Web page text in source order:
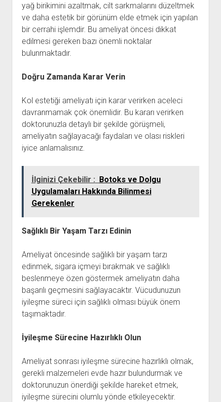
yağ birikimini azaltmak, cilt sarkmalarını düzeltmek
ve daha estetik bir görünüm elde etmek için yapılan
bir cerrahi işlemdir. Bu ameliyat öncesi dikkat
edilmesi gereken bazı önemli noktalar
bulunmaktadır.
Doğru Zamanda Karar Verin
Kol estetiği ameliyatı için karar verirken aceleci
davranmamak çok önemlidir. Bu kararı verirken
doktorunuzla detaylı bir şekilde görüşmeli,
ameliyatın sağlayacağı faydaları ve olası riskleri
iyice anlamalısınız.
İlginizi Çekebilir : Botoks ve Dolgu
Uygulamaları Hakkında Bilinmesi
Gerekenler
Sağlıklı Bir Yaşam Tarzı Edinin
Ameliyat öncesinde sağlıklı bir yaşam tarzı
edinmek, sigara içmeyi bırakmak ve sağlıklı
beslenmeye özen göstermek ameliyatın daha
başarılı geçmesini sağlayacaktır. Vücudunuzun
iyileşme süreci için sağlıklı olması büyük önem
taşımaktadır.
İyileşme Sürecine Hazırlıklı Olun
Ameliyat sonrası iyileşme sürecine hazırlıklı olmak,
gerekli malzemeleri evde hazır bulundurmak ve
doktorunuzun önerdiği şekilde hareket etmek,
iyileşme sürecini olumlu yönde etkileyecektir.